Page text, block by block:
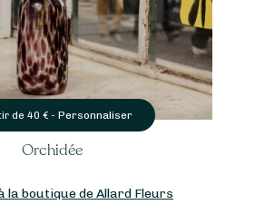
de 40 € - Personnaliser
Orchidée
la boutique de Allard Fleurs